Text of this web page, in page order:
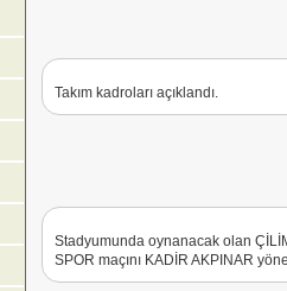
Takım kadroları açıklandı.
Stadyumunda oynanacak olan
SPOR maçını KADİR AKPINAR